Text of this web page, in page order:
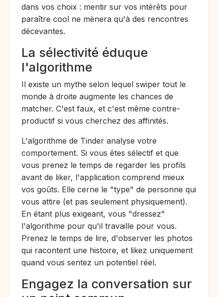
dans vos choix : mentir sur vos intérêts pour
paraître cool ne mènera qu'à des rencontres
décevantes.
La sélectivité éduque
l'algorithme
Il existe un mythe selon lequel swiper tout le
monde à droite augmente les chances de
matcher. C'est faux, et c'est même contre-
productif si vous cherchez des affinités.
L'algorithme de Tinder analyse votre
comportement. Si vous êtes sélectif et que
vous prenez le temps de regarder les profils
avant de liker, l'application comprend mieux
vos goûts. Elle cerne le "type" de personne qui
vous attire (et pas seulement physiquement).
En étant plus exigeant, vous "dressez"
l'algorithme pour qu'il travaille pour vous.
Prenez le temps de lire, d'observer les photos
qui racontent une histoire, et likez uniquement
quand vous sentez un potentiel réel.
Engagez la conversation sur